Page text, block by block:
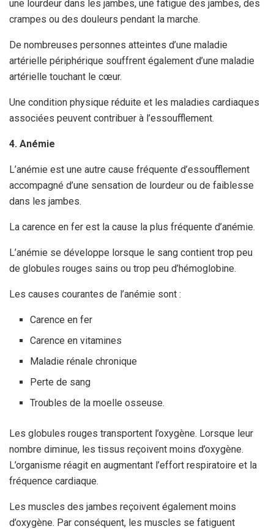
une lourdeur dans les jambes, une fatigue des jambes, des
crampes ou des douleurs pendant la marche.
De nombreuses personnes atteintes d’une maladie
artérielle périphérique souffrent également d’une maladie
artérielle touchant le cœur.
Une condition physique réduite et les maladies cardiaques
associées peuvent contribuer à l’essoufflement.
4. Anémie
L’anémie est une autre cause fréquente d’essoufflement
accompagné d’une sensation de lourdeur ou de faiblesse
dans les jambes.
La carence en fer est la cause la plus fréquente d’anémie.
L’anémie se développe lorsque le sang contient trop peu
de globules rouges sains ou trop peu d’hémoglobine.
Les causes courantes de l’anémie sont :
Carence en fer
Carence en vitamines
Maladie rénale chronique
Perte de sang
Troubles de la moelle osseuse.
Les globules rouges transportent l’oxygène. Lorsque leur
nombre diminue, les tissus reçoivent moins d’oxygène.
L’organisme réagit en augmentant l’effort respiratoire et la
fréquence cardiaque.
Les muscles des jambes reçoivent également moins
d’oxygène. Par conséquent, les muscles se fatiguent